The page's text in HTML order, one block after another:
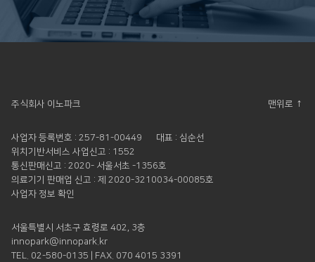
주식회사 이노파크 맨위로 ↑
사업자 등록번호 : 257-81-00449
대표 : 심순선
위치기반서비스 사업신고 : 1552
통신판매신고 : 2020- 서울서초 -1356호
의료기기 판매업 신고 : 제 2020-3210034-00085호
사업자 정보 확인
서울특별시 서초구 효령로 402, 3층
innopark@innopark.kr
TEL. 02-580-0135 | FAX. 070 4015 3391